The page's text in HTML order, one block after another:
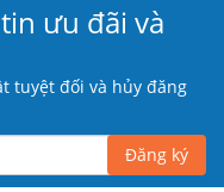
ưu đãi và
tuyệt đối và hủy đăng
Đăng ký